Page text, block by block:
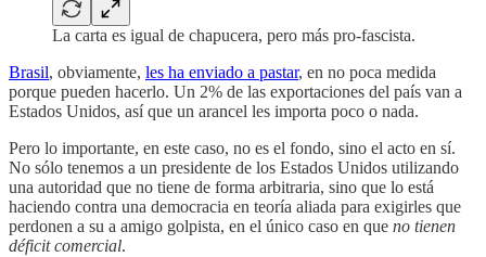
La carta es igual de chapucera, pero más pro-fascista.
Brasil, obviamente, les ha enviado a pastar, en no poca medida
porque pueden hacerlo. Un 2% de las exportaciones del país van a
Estados Unidos, así que un arancel les importa poco o nada.
Pero lo importante, en este caso, no es el fondo, sino el acto en sí.
No sólo tenemos a un presidente de los Estados Unidos utilizando
una autoridad que no tiene de forma arbitraria, sino que lo está
haciendo contra una democracia en teoría aliada para exigirles que
perdonen a su a amigo golpista, en el único caso en que no tienen
déficit comercial.